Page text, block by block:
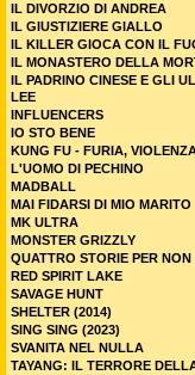
IL DIVORZIO DI ANDREA
IL GIUSTIZIERE GIALLO
IL KILLER GIOCA CON IL
IL MONASTERO DELLA
IL PADRINO CINESE E GLI
LEE
INFLUENCERS
IO STO BENE
KUNG FU - FURIA,
L'UOMO DI PECHINO
MADBALL
MAI FIDARSI DI MIO MARITO
MK ULTRA
MONSTER GRIZZLY
QUATTRO STORIE PER NON
RED SPIRIT LAKE
SAVAGE HUNT
SHELTER (2014)
SING SING (2023)
SVANITA NEL NULLA
TAYANG: IL TERRORE